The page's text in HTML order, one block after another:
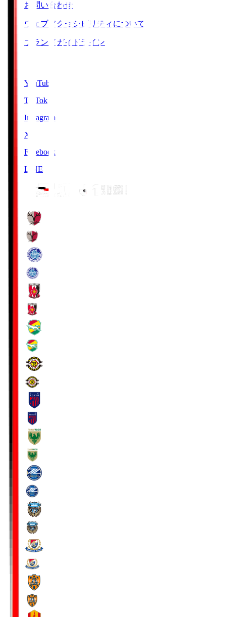
お問い合わせ
ウェブアクセシビリティについて
ブランドガイドライン
YouTube
TikTok
Instagram
X
Facebook
LINE